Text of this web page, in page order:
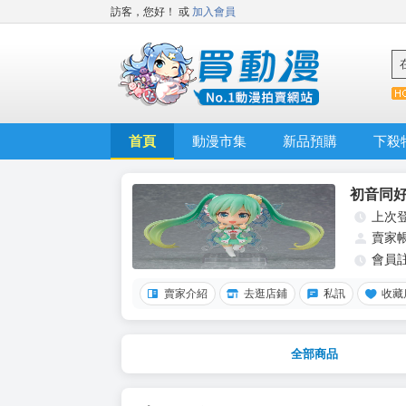
訪客，您好！ 或 加入會員
首頁 動漫市集 新品預購 下殺
初音同
上次
賣家
會員
賣家介紹 去逛店鋪 私訊 收藏
全部商品